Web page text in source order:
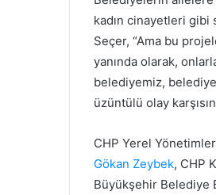
kadın cinayetleri gibi
Seçer, “Ama bu
yanında olarak,
belediyemiz,
üzüntülü olay
CHP Yerel
Gökan Zeybek, CHP
Büyükşehir Belediye